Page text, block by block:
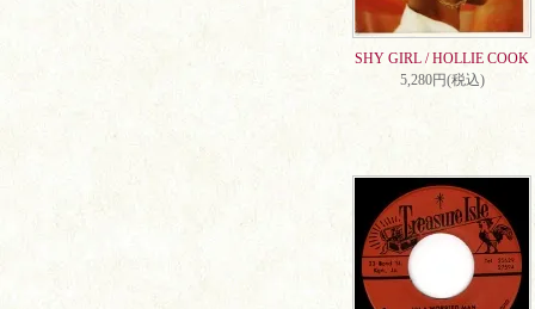
SHY GIRL / HOLLIE COOK
5,280円(税込)